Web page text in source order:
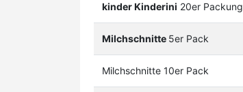
kinder Kinderini 20er Packung
Milchschnitte 5er Pack
Milchschnitte 10er Pack